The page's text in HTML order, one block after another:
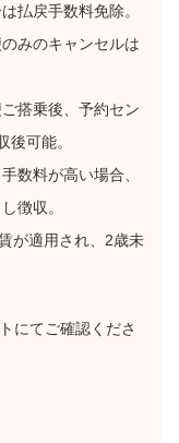
払戻手数料免除。
みのキャンセルは
搭乗後、予約セン
後可能。
数料が高い場合、
徴収。
が適用され、2歳未
にてご確認くださ